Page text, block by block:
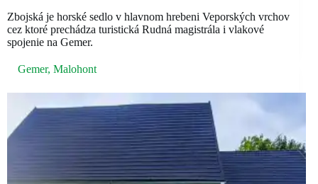
Zbojská je horské sedlo v hlavnom hrebeni Veporských vrchov
cez ktoré prechádza turistická Rudná magistrála i vlakové
spojenie na Gemer.
Gemer, Malohont